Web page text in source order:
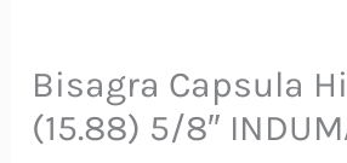
Bisagra Capsula
(15.88) 5/8″